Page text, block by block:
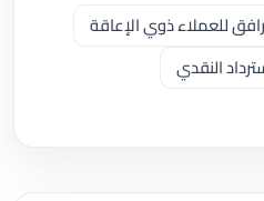
للعملاء ذوي الإعاقة
النقدي